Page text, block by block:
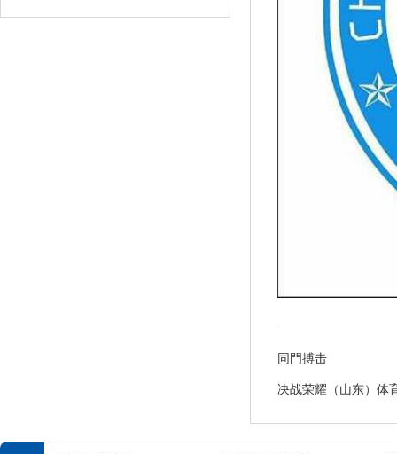
同門搏击
决战荣耀（山东）体